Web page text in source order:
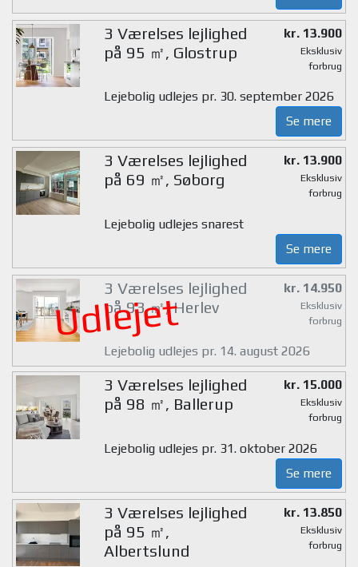
3 Værelses lejlighed
på 95 ㎡, Glostrup
kr. 13.900
Eksklusiv
forbrug
Lejebolig udlejes pr. 30. september 2026
Se mere
3 Værelses lejlighed
på 69 ㎡, Søborg
kr. 13.900
Eksklusiv
forbrug
Lejebolig udlejes snarest
Se mere
Udlejet
3 Værelses lejlighed
på 93 ㎡, Herlev
kr. 14.950
Eksklusiv
forbrug
Lejebolig udlejes pr. 14. august 2026
3 Værelses lejlighed
på 98 ㎡, Ballerup
kr. 15.000
Eksklusiv
forbrug
Lejebolig udlejes pr. 31. oktober 2026
Se mere
3 Værelses lejlighed
på 95 ㎡,
Albertslund
kr. 13.850
Eksklusiv
forbrug